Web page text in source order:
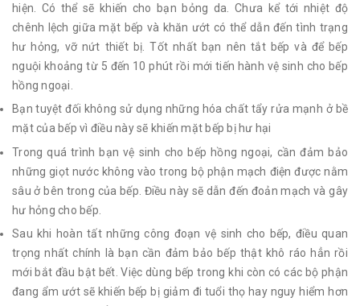
hiện. Có thể sẽ khiến cho bạn bỏng da. Chưa kể tới nhiệt độ
chênh lệch giữa mặt bếp và khăn ướt có thể dẫn đến tình trạng
hư hỏng, vỡ nứt thiết bị. Tốt nhất bạn nên tắt bếp và để bếp
nguội khoảng từ 5 đến 10 phút rồi mới tiến hành vệ sinh cho bếp
hồng ngoại.
Bạn tuyệt đối không sử dụng những hóa chất tẩy rửa mạnh ở bề
mặt của bếp vì điều này sẽ khiến mặt bếp bị hư hại
Trong quá trình bạn vệ sinh cho bếp hồng ngoại, cần đảm bảo
những giọt nước không vào trong bộ phận mạch điện được nằm
sâu ở bên trong của bếp. Điều này sẽ dẫn đến đoản mạch và gây
hư hỏng cho bếp.
Sau khi hoàn tất những công đoạn vệ sinh cho bếp, điều quan
trọng nhất chính là bạn cần đảm bảo bếp thật khô ráo hẳn rồi
mới bắt đầu bật bết. Việc dùng bếp trong khi còn có các bộ phận
đang ẩm ướt sẽ khiến bếp bị giảm đi tuổi thọ hay nguy hiểm hơn